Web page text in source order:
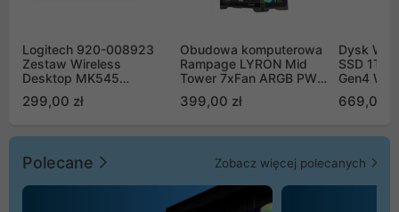
Logitech 920-008923
Zestaw Wireless
Desktop MK545
299,00 zł
Obudowa komputerowa
Rampage LYRON Mid
Tower 7xFan ARGB PWM
399,00 zł
Dysk WD
SSD 1TB
Gen4
669,00
Polecane Zobacz więcej polecanych